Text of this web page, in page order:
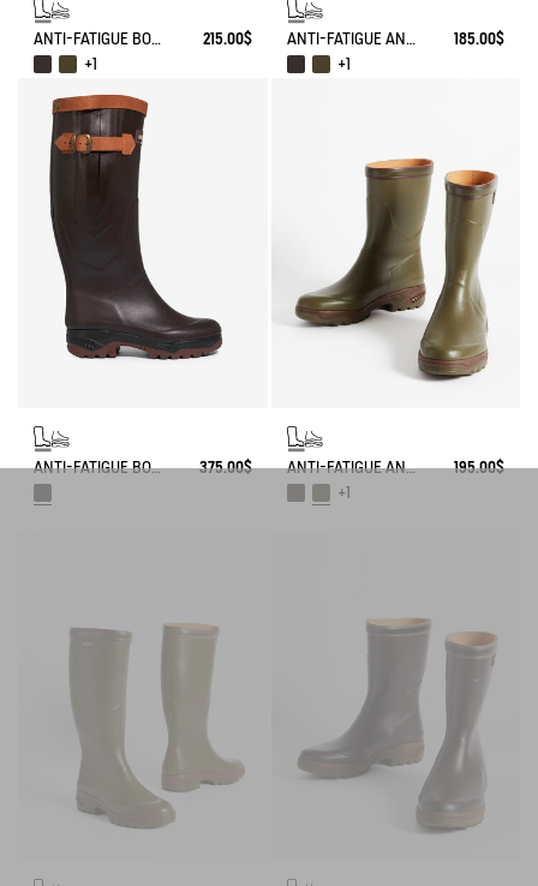
ANTI-FATIGUE BOOT PARCOURS 2.0
215.00$
+1
ANTI-FATIGUE ANKLE BOOT PARCOURS 2.0
185.00$
+1
ANTI-FATIGUE BOOT PARCOURS 2.0 ADJUSTABLE LEATHER-LINED 375.00$ ANTI-FATIGUE ANKLE BOOT PARCOURS 2.0
195.00$
+1